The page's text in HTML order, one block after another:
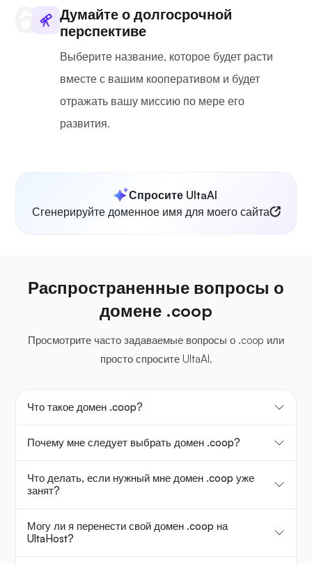
Думайте о долгосрочной
перспективе
Выберите название, которое будет расти
вместе с вашим кооперативом и будет
отражать вашу миссию по мере его
развития.
Спросите UltaAI
Сгенерируйте доменное имя для моего сайта
Распространенные вопросы о
домене .coop
Просмотрите часто задаваемые вопросы о .coop или
просто спросите UltaAI.
Что такое домен .coop?
Почему мне следует выбрать домен .coop?
Что делать, если нужный мне домен .coop уже
занят?
Могу ли я перенести свой домен .coop на
UltaHost?